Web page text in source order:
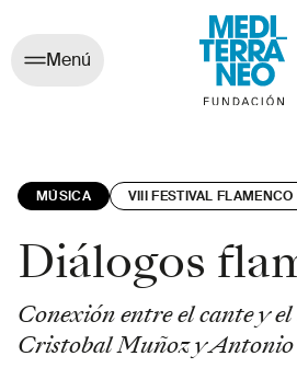
Menú
MÚSICA VIII FESTIVAL FLAMENCO
Diálogos
Conexión entre el cante y
Cristobal Muñoz y Antonio